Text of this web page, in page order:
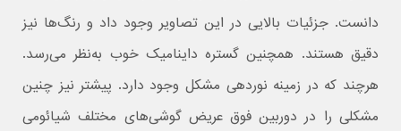
دانست. جزئیات بالایی در این تصاویر وجود داد و رنگ‌ها نیز
دقیق هستند. همچنین گستره داینامیک خوب به‌نظر می‌رسد.
هرچند که در زمینه نوردهی مشکل وجود دارد. پیشتر نیز چنین
مشکلی را در دوربین فوق عریض گوشی‌های مختلف شیائومی